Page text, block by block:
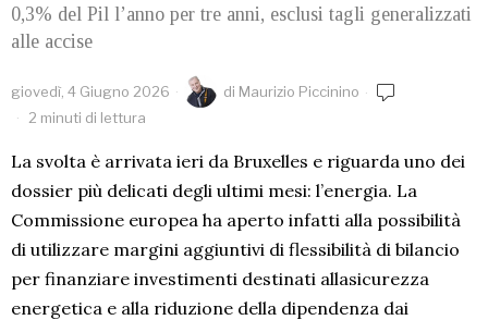
0,3% del Pil l’anno per tre anni, esclusi tagli generalizzati
alle accise
giovedì, 4 Giugno 2026 di Maurizio Piccinino
2 minuti di lettura
La svolta è arrivata ieri da Bruxelles e riguarda uno dei
dossier più delicati degli ultimi mesi: l’energia. La
Commissione europea ha aperto infatti alla possibilità
di utilizzare margini aggiuntivi di flessibilità di bilancio
per finanziare investimenti destinati allasicurezza
energetica e alla riduzione della dipendenza dai